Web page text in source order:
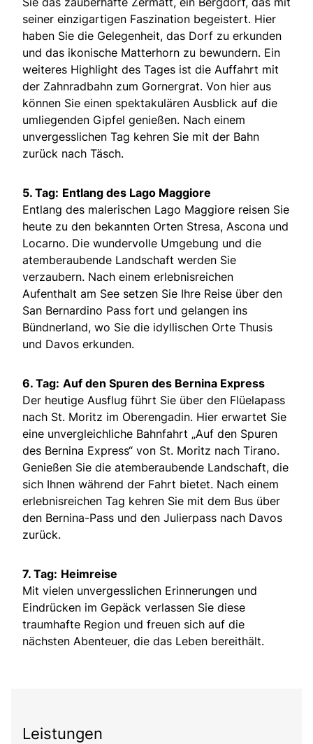
seiner einzigartigen Faszination begeistert. Hier
haben Sie die Gelegenheit, das Dorf zu erkunden
und das ikonische Matterhorn zu bewundern. Ein
weiteres Highlight des Tages ist die Auffahrt mit
der Zahnradbahn zum Gornergrat. Von hier aus
können Sie einen spektakulären Ausblick auf die
umliegenden Gipfel genießen. Nach einem
unvergesslichen Tag kehren Sie mit der Bahn
zurück nach Täsch.
5. Tag: Entlang des Lago Maggiore
Entlang des malerischen Lago Maggiore reisen Sie
heute zu den bekannten Orten Stresa, Ascona und
Locarno. Die wundervolle Umgebung und die
atemberaubende Landschaft werden Sie
verzaubern. Nach einem erlebnisreichen
Aufenthalt am See setzen Sie Ihre Reise über den
San Bernardino Pass fort und gelangen ins
Bündnerland, wo Sie die idyllischen Orte Thusis
und Davos erkunden.
6. Tag: Auf den Spuren des Bernina Express
Der heutige Ausflug führt Sie über den Flüelapass
nach St. Moritz im Oberengadin. Hier erwartet Sie
eine unvergleichliche Bahnfahrt „Auf den Spuren
des Bernina Express“ von St. Moritz nach Tirano.
Genießen Sie die atemberaubende Landschaft, die
sich Ihnen während der Fahrt bietet. Nach einem
erlebnisreichen Tag kehren Sie mit dem Bus über
den Bernina-Pass und den Julierpass nach Davos
zurück.
7. Tag: Heimreise
Mit vielen unvergesslichen Erinnerungen und
Eindrücken im Gepäck verlassen Sie diese
traumhafte Region und freuen sich auf die
nächsten Abenteuer, die das Leben bereithält.
Leistungen